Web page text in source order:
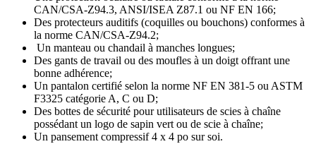
CAN/CSA-Z94.3, ANSI/ISEA Z87.1 ou NF EN 166;
Des protecteurs auditifs (coquilles ou bouchons) conformes à
la norme CAN/CSA-Z94.2;
Un manteau ou chandail à manches longues;
Des gants de travail ou des moufles à un doigt offrant une
bonne adhérence;
Un pantalon certifié selon la norme NF EN 381-5 ou ASTM
F3325 catégorie A, C ou D;
Des bottes de sécurité pour utilisateurs de scies à chaîne
possédant un logo de sapin vert ou de scie à chaîne;
Un pansement compressif 4 x 4 po sur soi.